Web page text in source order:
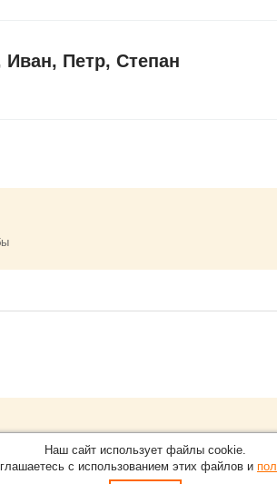
Петр, Степан
О проекте
Карта сайта
Обращайтесь на
С новостями,
По вопросам
Наш сайт использует файлы cookie.
с использованием этих файлов и